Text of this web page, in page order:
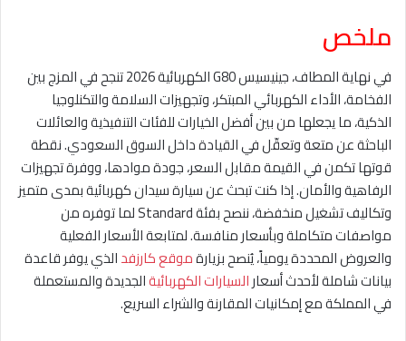
ملخص
في نهاية المطاف، جينيسيس G80 الكهربائية 2026 تنجح في المزج بين
الفخامة، الأداء الكهربائي المبتكر، وتجهيزات السلامة والتكنلوجيا
الذكية، ما يجعلها من بين أفضل الخيارات للفئات التنفيذية والعائلات
الباحثة عن متعة وتعقّل في القيادة داخل السوق السعودي. نقطة
قوتها تكمن في القيمة مقابل السعر، جودة موادها، ووفرة تجهيزات
الرفاهية والأمان. إذا كنت تبحث عن سيارة سيدان كهربائية بمدى متميز
وتكاليف تشغيل منخفضة، ننصح بفئة Standard لما توفره من
مواصفات متكاملة وبأسعار منافسة. لمتابعة الأسعار الفعلية
والعروض المحددة يومياً، يُنصح بزيارةموقع كارزفدالذي يوفر قاعدة
بيانات شاملة لأحدث أسعارالسيارات الكهربائيةالجديدة والمستعملة
في المملكة مع إمكانيات المقارنة والشراء السريع.